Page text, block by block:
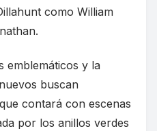
como William
emblemáticos y la
buscan
contará con escenas
por los anillos verdes